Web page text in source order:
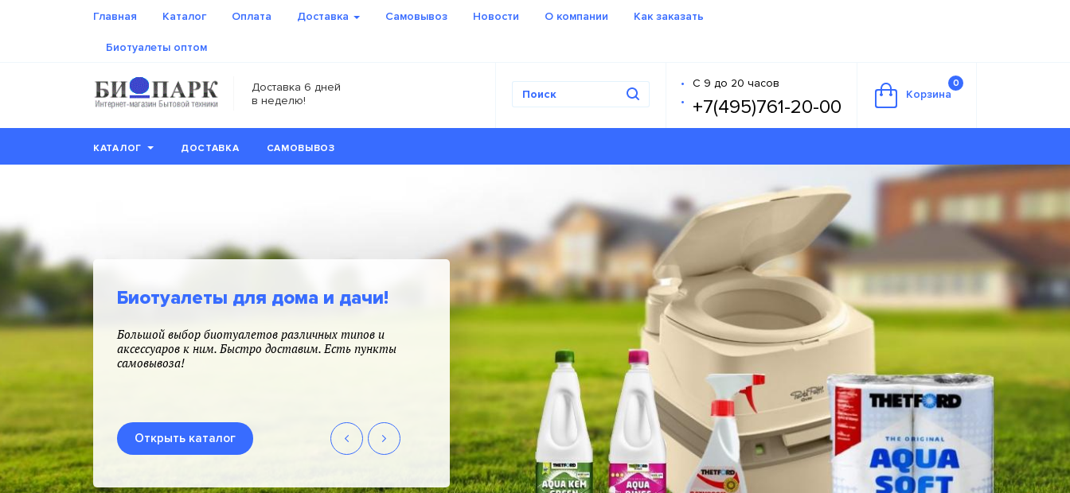
Главная Каталог Оплата Доставка Самовывоз Новости О компании Как заказать
Биотуалеты оптом
Доставка 6 дней
в неделю!
Корзина
0
С 9 до 20 часов
+7(495)761-20-00
КАТАЛОГ ДОСТАВКА САМОВЫВОЗ
Биотуалеты для дома и дачи!
Большой выбор биотуалетов различных типов и
аксессуаров к ним. Быстро доставим. Есть пункты
самовывоза!
Открыть каталог